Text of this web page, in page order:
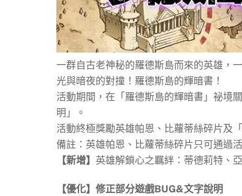
一群自古老神秘的羅德斯島而來的英雄，
光與暗夜的對撞！羅德斯島的輝暗書！
活動期間，在「羅德斯島的輝暗書」祕境
明」。
活動終極獎勵英雄帕恩、比蘿蒂絲碎片及
備註：英雄帕恩、比蘿蒂絲碎片只可通過
【新增】 英雄解鎖心之羈絆：蒂德莉特、
【優化】修正部分遊戲BUG&文字說明